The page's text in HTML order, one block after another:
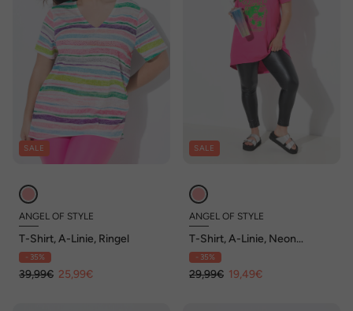
SALE
ANGEL OF STYLE
T-Shirt, A-Linie, Ringel
- 35%
39,99€ 25,99€
SALE
ANGEL OF STYLE
T-Shirt, A-Linie, Neon
Diskokugel-Motiv
- 35%
29,99€ 19,49€